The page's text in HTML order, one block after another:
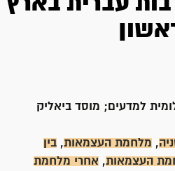
למדעים; מוסד ביאליק
, מלחמת העצמאות, בין
העצמאות, אחרי מלחמת